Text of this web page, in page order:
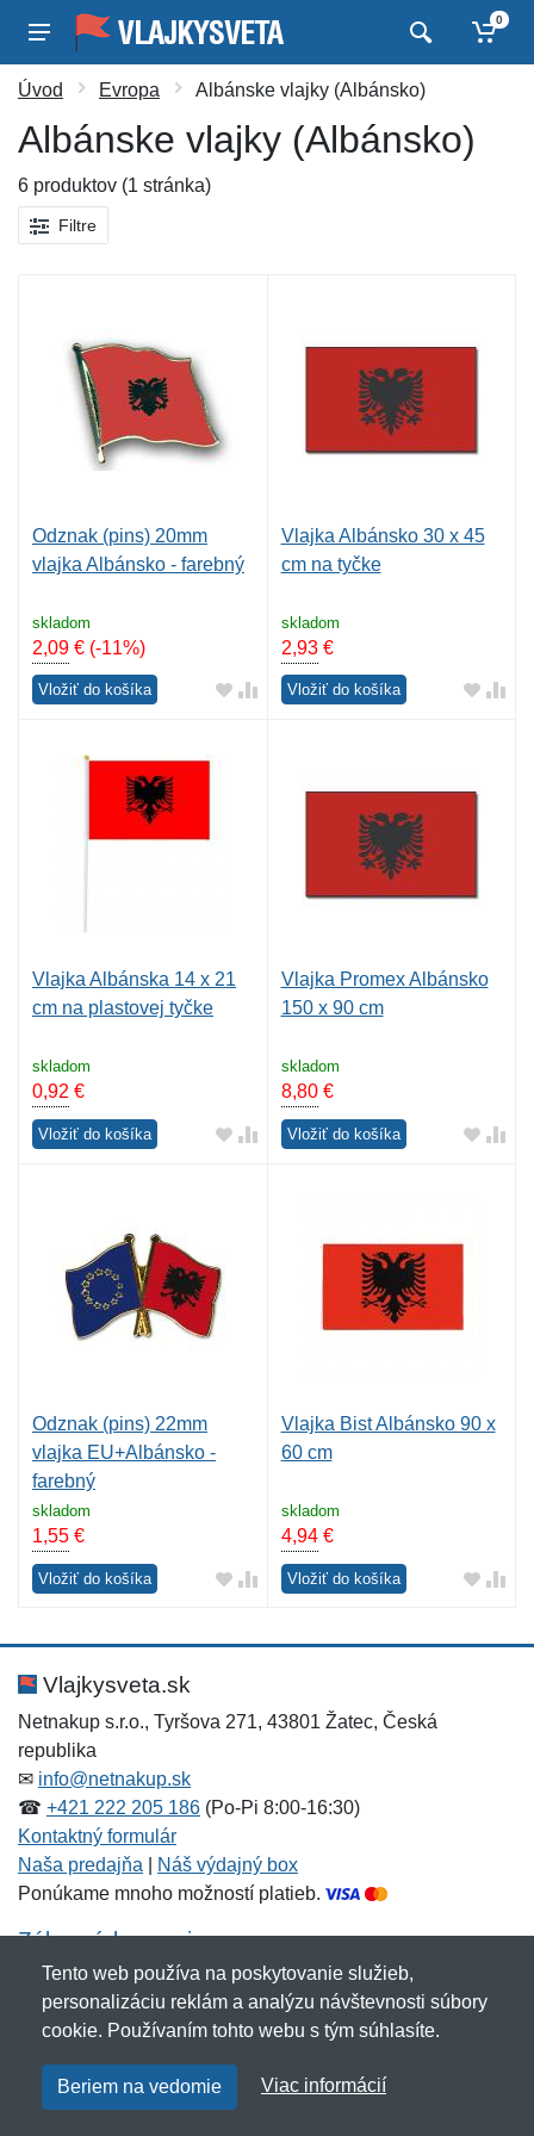
0
Úvod Evropa Albánske vlajky (Albánsko)
Albánske vlajky (Albánsko)
6 produktov (1 stránka)
Filtre
Odznak (pins) 20mm
vlajka Albánsko - farebný
skladom
2,09 € (-11%)
Vložiť do košíka
Vlajka Albánsko 30 x 45
cm na tyčke
skladom
2,93€
Vložiť do košíka
Vlajka Albánska 14 x 21
cm na plastovej tyčke
skladom
0,92 €
Vložiť do košíka
Vlajka Promex Albánsko
150 x 90 cm
skladom
8,80€
Vložiť do košíka
Odznak (pins) 22mm
vlajka EU+Albánsko -
farebný
skladom
1,55 €
Vložiť do košíka
Vlajka Bist Albánsko 90 x
60 cm
skladom
4,94€
Vložiť do košíka
Vlajkysveta.sk
Netnakup s.r.o., Tyršova 271, 43801 Žatec, Česká
republika
✉ info@netnakup.sk
☎ +421 222 205 186 (Po-Pi 8:00-16:30)
Kontaktný formulár
Naša predajňa
Náš výdajný box
Ponúkame mnoho možností platieb.
Zákaznícky servis
Novinky emailom
Copyright © 2007-2026 (19 rokov s vami)Netnakup.sk
NetIQ. Všetky práva vyhradené.
Tento web používa na poskytovanie služieb,
personalizáciu reklám a analýzu návštevnosti súbory
cookie. Používaním tohto webu s tým súhlasíte.
Beriem na vedomie Viac informácií